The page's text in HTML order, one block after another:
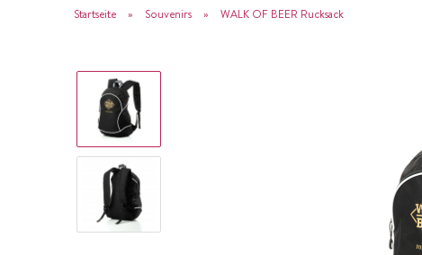
Startseite » Souvenirs » WALK OF BEER Rucksack